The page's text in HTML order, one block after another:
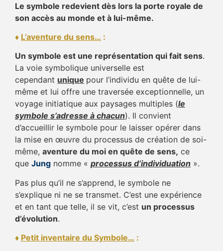
Le symbole redevient dès lors la porte royale de
son accès au monde et à lui-même.
♦ L’aventure du sens… :
Un symbole est une représentation qui fait sens.
La voie symbolique universelle est
cependant unique pour l’individu en quête de lui-
même et lui offre une traversée exceptionnelle, un
voyage initiatique aux paysages multiples (le
symbole s’adresse à chacun). Il convient
d’accueillir le symbole pour le laisser opérer dans
la mise en œuvre du processus de création de soi-
même, aventure du moi en quête de sens, ce
que Jung nomme « processus d’individuation ».
Pas plus qu’il ne s’apprend, le symbole ne
s’explique ni ne se transmet. C’est une expérience
et en tant que telle, il se vit, c’est un processus
d’évolution.
♦ Petit inventaire du Symbole… :